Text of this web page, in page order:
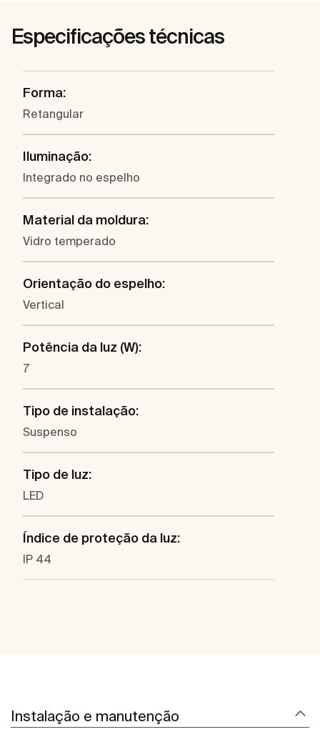
Especificações técnicas
Forma:
Retangular
Iluminação:
Integrado no espelho
Material da moldura:
Vidro temperado
Orientação do espelho:
Vertical
Potência da luz (W):
7
Tipo de instalação:
Suspenso
Tipo de luz:
LED
Índice de proteção da luz:
IP 44
Instalação e manutenção